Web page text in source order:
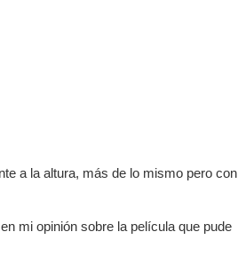
a la altura, más de lo mismo pero con
mi opinión sobre la película que pude